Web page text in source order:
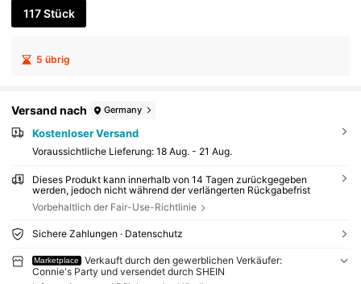
117 Stück
5 übrig
Versand nach Germany
Kostenloser Versand
Voraussichtliche Lieferung: 18 Aug. - 21 Aug.
Dieses Produkt kann innerhalb von 14 Tagen zurückgegeben
werden, jedoch nicht während der verlängerten Rückgabefrist
Vorbehaltlich der Fair-Use-Richtlinie
Sichere Zahlungen · Datenschutz
Marketplace
Verkauft durch den gewerblichen Verkäufer:
Connie's Party und versendet durch SHEIN